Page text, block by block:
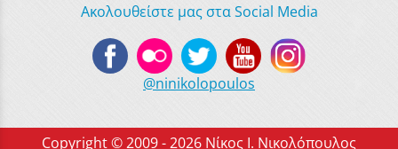
Ακολουθείστε μας στα Social Media
@ninikolopoulos
Copyright © 2009 - 2026 Νίκος Ι. Νικολόπουλος